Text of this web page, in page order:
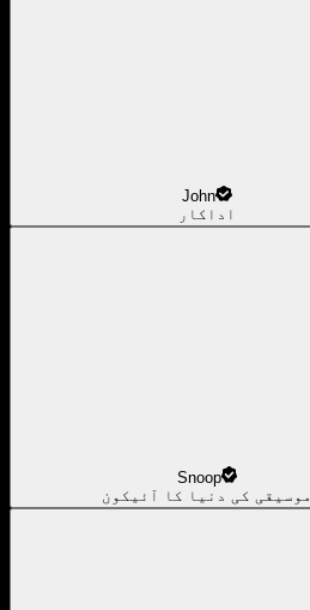
John
اداکار
Snoop
موسیقی کی دنیا کا آئیکون